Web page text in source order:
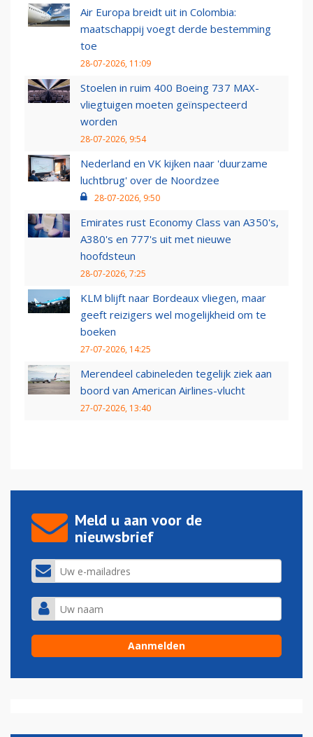
Air Europa breidt uit in Colombia:
maatschappij voegt derde bestemming
toe
28-07-2026, 11:09
Stoelen in ruim 400 Boeing 737 MAX-
vliegtuigen moeten geïnspecteerd
worden
28-07-2026, 9:54
Nederland en VK kijken naar 'duurzame
luchtbrug' over de Noordzee
28-07-2026, 9:50
Emirates rust Economy Class van A350's,
A380's en 777's uit met nieuwe
hoofdsteun
28-07-2026, 7:25
KLM blijft naar Bordeaux vliegen, maar
geeft reizigers wel mogelijkheid om te
boeken
27-07-2026, 14:25
Merendeel cabineleden tegelijk ziek aan
boord van American Airlines-vlucht
27-07-2026, 13:40
Meld u aan voor de
nieuwsbrief